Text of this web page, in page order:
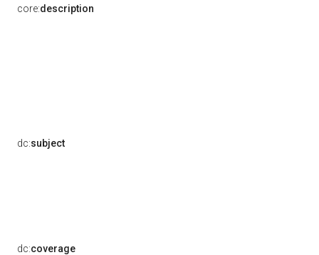
core:description
dc:subject
dc:coverage